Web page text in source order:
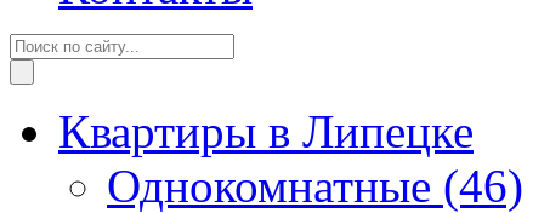
Квартиры в Липецке
Однокомнатные (46)